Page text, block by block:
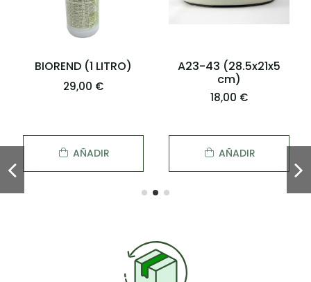
BIOREND (1 LITRO)
29,00 €
AÑADIR
A23-43 (28.5x21x5
cm)
18,00 €
AÑADIR